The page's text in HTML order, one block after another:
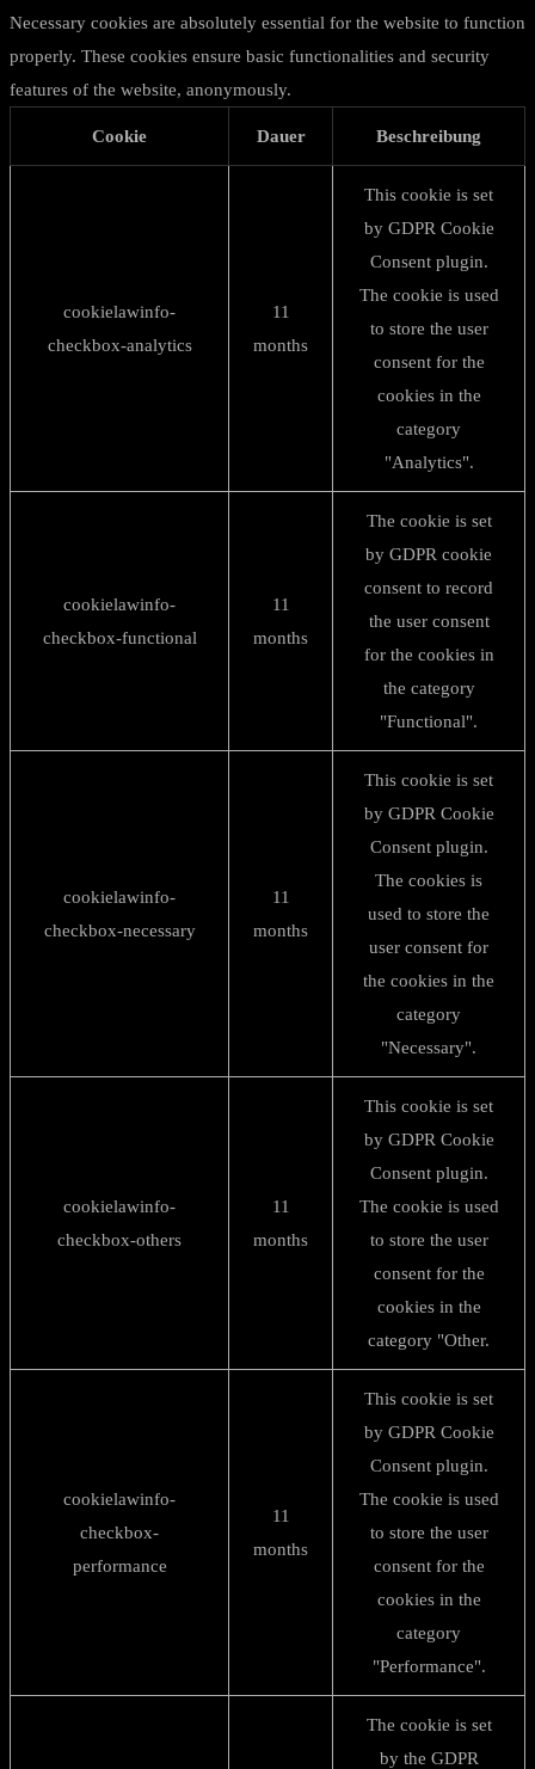
Necessary cookies are absolutely essential for the website to function
properly. These cookies ensure basic functionalities and security
features of the website, anonymously.
Cookie Dauer Beschreibung
cookielawinfo-
checkbox-analytics
11
months
This cookie is set
by GDPR Cookie
Consent plugin.
The cookie is used
to store the user
consent for the
cookies in the
category
"Analytics".
cookielawinfo-
checkbox-functional
11
months
The cookie is set
by GDPR cookie
consent to record
the user consent
for the cookies in
the category
"Functional".
cookielawinfo-
checkbox-necessary
11
months
This cookie is set
by GDPR Cookie
Consent plugin.
The cookies is
used to store the
user consent for
the cookies in the
category
"Necessary".
cookielawinfo-
checkbox-others
11
months
This cookie is set
by GDPR Cookie
Consent plugin.
The cookie is used
to store the user
consent for the
cookies in the
category "Other.
cookielawinfo-
checkbox-
performance
11
months
This cookie is set
by GDPR Cookie
Consent plugin.
The cookie is used
to store the user
consent for the
cookies in the
category
"Performance".
The cookie is set
by the GDPR